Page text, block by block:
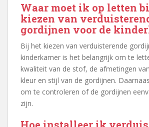
Waar moet ik op letten
kiezen van
gordijnen voor de
Bij het kiezen van verduisterende
kinderkamer is het belangrijk om te
kwaliteit van de stof, de afmetingen
kleur en stijl van de gordijnen.
om te controleren of de gordijnen
zijn.
Hoe installeer ik